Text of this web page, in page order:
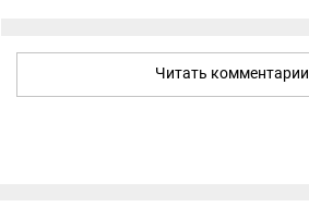
Читать комментарии